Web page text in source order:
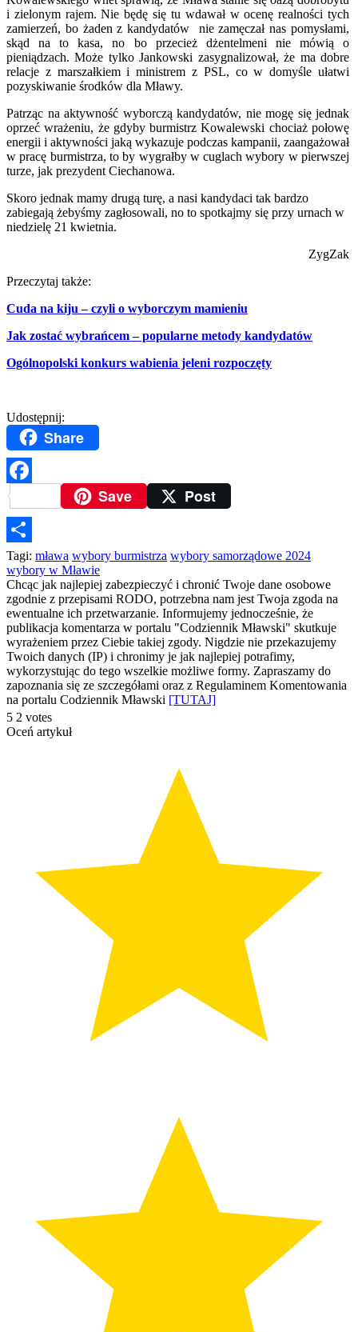
i zielonym rajem. Nie będę się tu wdawał w ocenę realności tych
zamierzeń, bo żaden z kandydatów nie zamęczał nas pomysłami,
skąd na to kasa, no bo przecież dżentelmeni nie mówią o
pieniądzach. Może tylko Jankowski zasygnalizował, że ma dobre
relacje z marszałkiem i ministrem z PSL, co w domyśle ułatwi
pozyskiwanie środków dla Mławy.
Patrząc na aktywność wyborczą kandydatów, nie mogę się jednak
oprzeć wrażeniu, że gdyby burmistrz Kowalewski chociaż połowę
energii i aktywności jaką wykazuje podczas kampanii, zaangażował
w pracę burmistrza, to by wygrałby w cuglach wybory w pierwszej
turze, jak prezydent Ciechanowa.
Skoro jednak mamy drugą turę, a nasi kandydaci tak bardzo
zabiegają żebyśmy zagłosowali, no to spotkajmy się przy urnach w
niedzielę 21 kwietnia.
ZygZak
Przeczytaj także:
Cuda na kiju – czyli o wyborczym mamieniu
Jak zostać wybrańcem – popularne metody kandydatów
Ogólnopolski konkurs wabienia jeleni rozpoczęty
Udostępnij:
Share
FacebookSave Post
Podziel
się
Tagi: mława wybory burmistrza wybory samorządowe 2024
wybory w Mławie
Chcąc jak najlepiej zabezpieczyć i chronić Twoje dane osobowe
zgodnie z przepisami RODO, potrzebna nam jest Twoja zgoda na
ewentualne ich przetwarzanie. Informujemy jednocześnie, że
publikacja komentarza w portalu "Codziennik Mławski" skutkuje
wyrażeniem przez Ciebie takiej zgody. Nigdzie nie przekazujemy
Twoich danych (IP) i chronimy je jak najlepiej potrafimy,
wykorzystując do tego wszelkie możliwe formy. Zapraszamy do
zapoznania się ze szczegółami oraz z Regulaminem Komentowania
na portalu Codziennik Mławski [TUTAJ]
5 2 votes
Oceń artykuł